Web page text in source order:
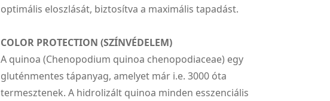
optimális eloszlását, biztosítva a maximális tapadást.
COLOR PROTECTION (SZÍNVÉDELEM)
A quinoa (Chenopodium quinoa chenopodiaceae) egy
gluténmentes tápanyag, amelyet már i.e. 3000 óta
termesztenek. A hidrolizált quinoa minden esszenciális